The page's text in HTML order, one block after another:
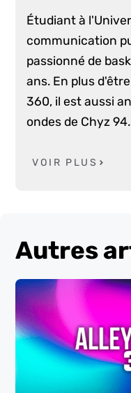
Étudiant à
communication
passionné de
ans. En plus
360, il est aussi
ondes de Chyz
VOIR PLUS
Autres